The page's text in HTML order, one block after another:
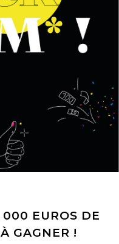
EUROS DE
GAGNER !